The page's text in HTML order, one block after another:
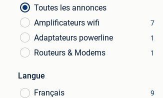
Toutes les annonces
Amplificateurs wifi
7
Adaptateurs powerline 1
Routeurs & Modems 1
Langue
Français
9